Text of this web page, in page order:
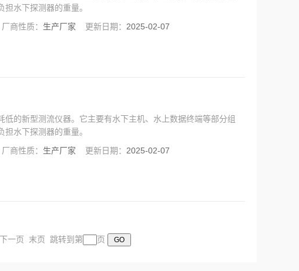
水下探测器的重量。
厂商性质： 生产厂家 更新日期： 2025-02-07
低的新型测流仪器。它主要有水下主机、水上数据终端等部分组
水下探测器的重量。
厂商性质： 生产厂家 更新日期： 2025-02-07
一页 末页 跳转到第 页